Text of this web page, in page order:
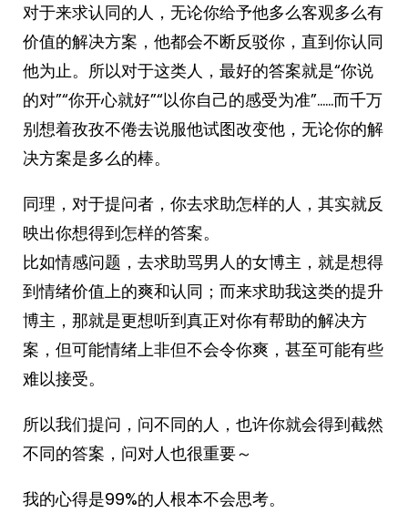
对于来求认同的人，无论你给予他多么客观多么有
价值的解决方案，他都会不断反驳你，直到你认同
他为止。所以对于这类人，最好的答案就是“你说
的对”“你开心就好”“以你自己的感受为准”……而千万
别想着孜孜不倦去说服他试图改变他，无论你的解
决方案是多么的棒。
同理，对于提问者，你去求助怎样的人，其实就反
映出你想得到怎样的答案。
比如情感问题，去求助骂男人的女博主，就是想得
到情绪价值上的爽和认同；而来求助我这类的提升
博主，那就是更想听到真正对你有帮助的解决方
案，但可能情绪上非但不会令你爽，甚至可能有些
难以接受。
所以我们提问，问不同的人，也许你就会得到截然
不同的答案，问对人也很重要～
我的心得是99%的人根本不会思考。